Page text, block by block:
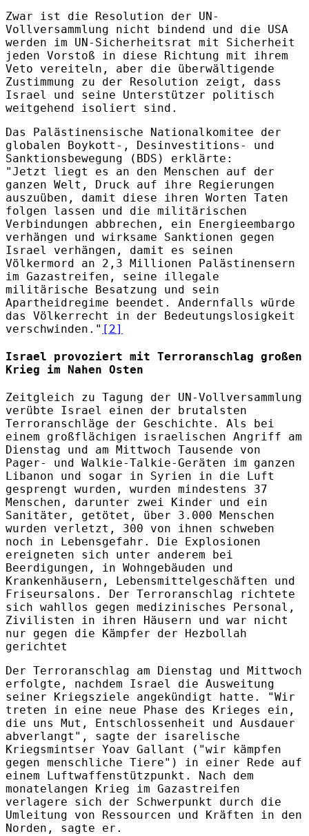
Zwar ist die Resolution der UN-
Vollversammlung nicht bindend und die USA
werden im UN-Sicherheitsrat mit Sicherheit
jeden Vorstoß in diese Richtung mit ihrem
Veto vereiteln, aber die überwältigende
Zustimmung zu der Resolution zeigt, dass
Israel und seine Unterstützer politisch
weitgehend isoliert sind.
Das Palästinensische Nationalkomitee der
globalen Boykott-, Desinvestitions- und
Sanktionsbewegung (BDS) erklärte:
"Jetzt liegt es an den Menschen auf der
ganzen Welt, Druck auf ihre Regierungen
auszuüben, damit diese ihren Worten Taten
folgen lassen und die militärischen
Verbindungen abbrechen, ein Energieembargo
verhängen und wirksame Sanktionen gegen
Israel verhängen, damit es seinen
Völkermord an 2,3 Millionen Palästinensern
im Gazastreifen, seine illegale
militärische Besatzung und sein
Apartheidregime beendet. Andernfalls würde
das Völkerrecht in der Bedeutungslosigkeit
verschwinden." [2]
Israel provoziert mit Terroranschlag großen
Krieg im Nahen Osten
Zeitgleich zu Tagung der UN-Vollversammlung
verübte Israel einen der brutalsten
Terroranschläge der Geschichte. Als bei
einem großflächigen israelischen Angriff am
Dienstag und am Mittwoch Tausende von
Pager- und Walkie-Talkie-Geräten im ganzen
Libanon und sogar in Syrien in die Luft
gesprengt wurden, wurden mindestens 37
Menschen, darunter zwei Kinder und ein
Sanitäter, getötet, über 3.000 Menschen
wurden verletzt, 300 von ihnen schweben
noch in Lebensgefahr. Die Explosionen
ereigneten sich unter anderem bei
Beerdigungen, in Wohngebäuden und
Krankenhäusern, Lebensmittelgeschäften und
Friseursalons. Der Terroranschlag richtete
sich wahllos gegen medizinisches Personal,
Zivilisten in ihren Häusern und war nicht
nur gegen die Kämpfer der Hezbollah
gerichtet
Der Terroranschlag am Dienstag und Mittwoch
erfolgte, nachdem Israel die Ausweitung
seiner Kriegsziele angekündigt hatte. "Wir
treten in eine neue Phase des Krieges ein,
die uns Mut, Entschlossenheit und Ausdauer
abverlangt", sagte der isarelische
Kriegsmintser Yoav Gallant ("wir kämpfen
gegen menschliche Tiere") in einer Rede auf
einem Luftwaffenstützpunkt. Nach dem
monatelangen Krieg im Gazastreifen
verlagere sich der Schwerpunkt durch die
Umleitung von Ressourcen und Kräften in den
Norden, sagte er.